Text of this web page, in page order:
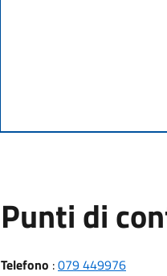
Punti di
Telefono :079 449976